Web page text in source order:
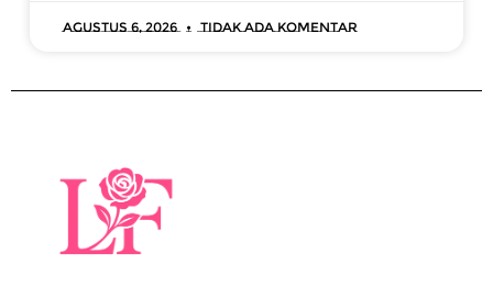
Agustus 6, 2026 Tidak ada komentar